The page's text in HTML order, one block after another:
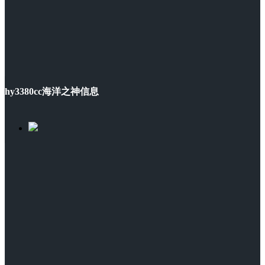
hy3380cc海洋之神信息